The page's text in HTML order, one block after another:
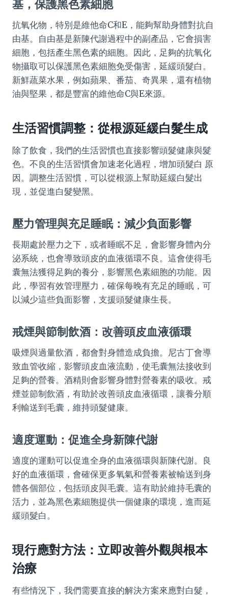
基，保護黑色素細胞
抗氧化物，特別是維他命C和E，能夠幫助身體對抗自
由基。自由基是新陳代謝過程中的副產品，它會損害
細胞，包括產生黑色素的細胞。因此，足夠的抗氧化
物攝取可以保護黑色素細胞免受傷害，延緩頭髮白。
新鮮蔬菜水果，例如蘋果、番茄、奇異果，還有植物
油與堅果，都是豐富的維他命C與E來源。
生活習慣調整：從根源延緩白髮生成
除了飲食，我們的生活習慣也直接影響頭髮健康與髮
色。不良的生活習慣會加速老化過程，增加頭髮白 原
因。調整生活習慣，可以從根源上幫助延緩白髮出
現，並促進白髮變黑。
壓力管理與充足睡眠：減少負面影響
長期處於壓力之下，或者睡眠不足，會影響身體內分
泌系統，也會導致頭皮的血液循環不良。這會使得毛
囊無法獲得足夠的養分，影響黑色素細胞的功能。因
此，學習有效管理壓力，確保每晚有充足的睡眠，可
以減少這些負面影響，支援頭髮健康生長。
戒煙與節制飲酒：改善頭皮血液循環
吸煙與過量飲酒，都會對身體造成負擔。尼古丁會導
致血管收縮，影響頭皮血液流動，使毛囊無法接收到
足夠的營養。酒精則會影響身體對營養素的吸收。戒
煙並節制飲酒，有助於改善頭皮血液循環，讓養分順
利輸送到毛囊，維持頭髮健康。
適度運動：促進全身新陳代謝
適度的運動可以促進全身的血液循環與新陳代謝。良
好的血液循環，會確保更多氧氣和營養素被輸送到身
體各個部位，包括頭皮與毛囊。這有助於維持毛囊的
活力，並為黑色素細胞提供一個健康的環境，進而延
緩頭髮白。
現行應對方法：立即改善外觀與根本
治療
有些情況下，我們需要直接的解決方案來應對白髮，